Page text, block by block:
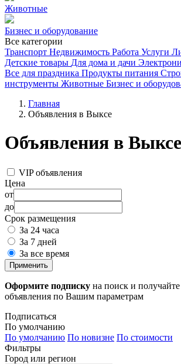
Животные
Бизнес и оборудование
Все категории
Транспорт Недвижимость Работа Услуги
Детские товары Для дома и дачи
Все для праздника Продукты питания
инструменты Животные Бизнес и
Главная
Объявления в Выксе
Объявления в Выксе
VIP объявления
Цена
от
до
Срок размещения
За 24 часа
За 7 дней
За все время
Применить
Оформите подписку на поиск и
объявления по Вашим параметрам
Подписаться
По умолчанию
По умолчанию По новизне По стоимости
Фильтры
Город или регион